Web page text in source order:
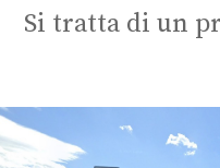
Si tratta di un